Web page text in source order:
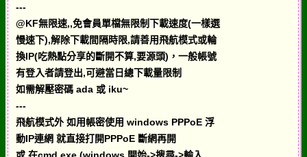
---
@KF無限速,,免會員單檔無限制下載速度(一樣選
慢速下),解除下載間隔時限,請善用飛航模式或輪
換IP(吃熱點分享的斷開不算,要源頭)，一般帳號
有登入者請登出,可避當日總下載量限制
如需解壓密碼 ada 或 iku~
---
飛航模式外 如用帳密使用 windows PPPoE 浮
動IP連網 就直接打開PPPoE 斷網再開